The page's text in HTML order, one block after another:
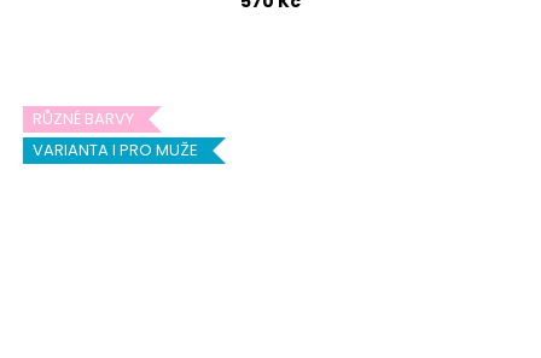
RŮZNÉ BARVY
VARIANTA I PRO MUŽE